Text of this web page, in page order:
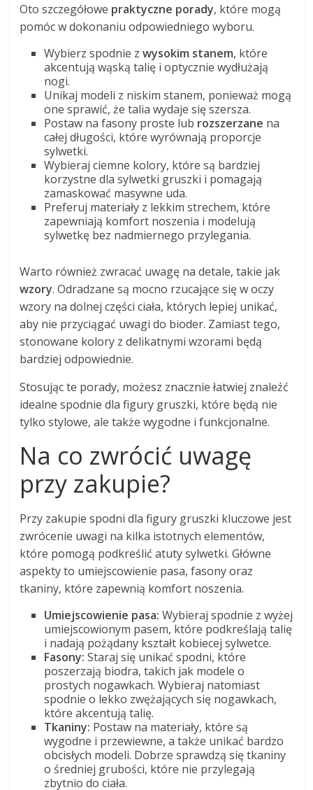
Oto szczegółowe praktyczne porady, które mogą
pomóc w dokonaniu odpowiedniego wyboru.
Wybierz spodnie zwysokim stanem, które
akcentują wąską talię i optycznie wydłużają
nogi.
Unikaj modeli z niskim stanem, ponieważ mogą
one sprawić, że talia wydaje się szersza.
Postaw na fasony proste lub rozszerzane na
całej długości, które wyrównają proporcje
sylwetki.
Wybieraj ciemne kolory, które są bardziej
korzystne dla sylwetki gruszki i pomagają
zamaskować masywne uda.
Preferuj materiały z lekkim strechem, które
zapewniają komfort noszenia i modelują
sylwetkę bez nadmiernego przylegania.
Warto również zwracać uwagę na detale, takie jak
wzory. Odradzane są mocno rzucające się w oczy
wzory na dolnej części ciała, których lepiej unikać,
aby nie przyciągać uwagi do bioder. Zamiast tego,
stonowane kolory z delikatnymi wzorami będą
bardziej odpowiednie.
Stosując te porady, możesz znacznie łatwiej znaleźć
idealne spodnie dla figury gruszki, które będą nie
tylko stylowe, ale także wygodne i funkcjonalne.
Na co zwrócić uwagę
przy zakupie?
Przy zakupie spodni dla figury gruszki kluczowe jest
zwrócenie uwagi na kilka istotnych elementów,
które pomogą podkreślić atuty sylwetki. Główne
aspekty to umiejscowienie pasa, fasony oraz
tkaniny, które zapewnią komfort noszenia.
Umiejscowienie pasa: Wybieraj spodnie z wyżej
umiejscowionym pasem, które podkreślają talię
i nadają pożądany kształt kobiecej sylwetce.
Fasony: Staraj się unikać spodni, które
poszerzają biodra, takich jak modele o
prostych nogawkach. Wybieraj natomiast
spodnie o lekko zwężających się nogawkach,
które akcentują talię.
Tkaniny: Postaw na materiały, które są
wygodne i przewiewne, a także unikać bardzo
obcisłych modeli. Dobrze sprawdzą się tkaniny
o średniej grubości, które nie przylegają
zbytnio do ciała.